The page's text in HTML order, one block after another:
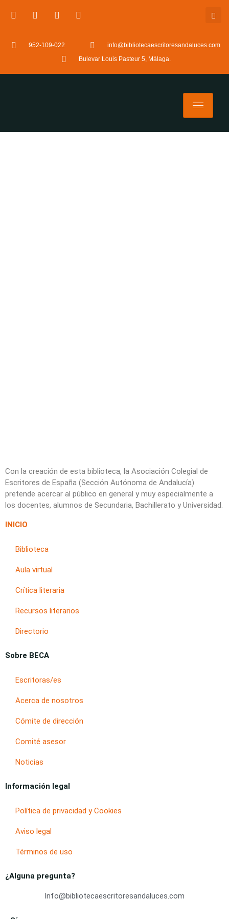
952-109-022
info@bibliotecaescritoresandaluces.com
Bulevar Louis Pasteur 5, Málaga.
Con la creación de esta biblioteca, la Asociación Colegial de
Escritores de España (Sección Autónoma de Andalucía)
pretende acercar al público en general y muy especialmente a
los docentes, alumnos de Secundaria, Bachillerato y Universidad.
INICIO
Biblioteca
Aula virtual
Crítica literaria
Recursos literarios
Directorio
Sobre BECA
Escritoras/es
Acerca de nosotros
Cómite de dirección
Comité asesor
Noticias
Información legal
Política de privacidad y Cookies
Aviso legal
Términos de uso
¿Alguna pregunta?
Info@bibliotecaescritoresandaluces.com